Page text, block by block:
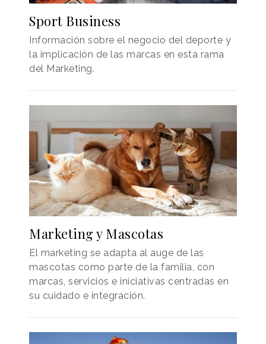
Sport Business
Información sobre el negocio del deporte y
la implicación de las marcas en esta rama
del Marketing.
Marketing y Mascotas
El marketing se adapta al auge de las
mascotas como parte de la familia, con
marcas, servicios e iniciativas centradas en
su cuidado e integración.